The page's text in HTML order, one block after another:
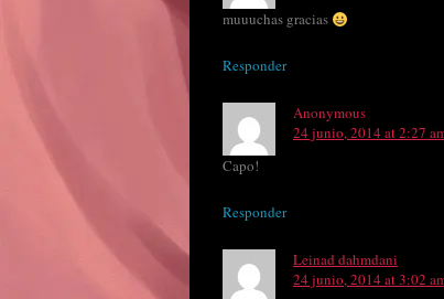
muuuchas gracias
Responder
Anonymous
24 junio, 2014 at 2:27
Capo!
Responder
Leinad dahmdani
24 junio, 2014 at 3:02